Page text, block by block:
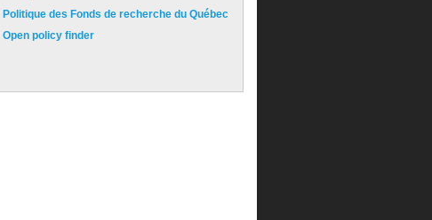
Politique des Fonds de recherche du Québec
Open policy finder